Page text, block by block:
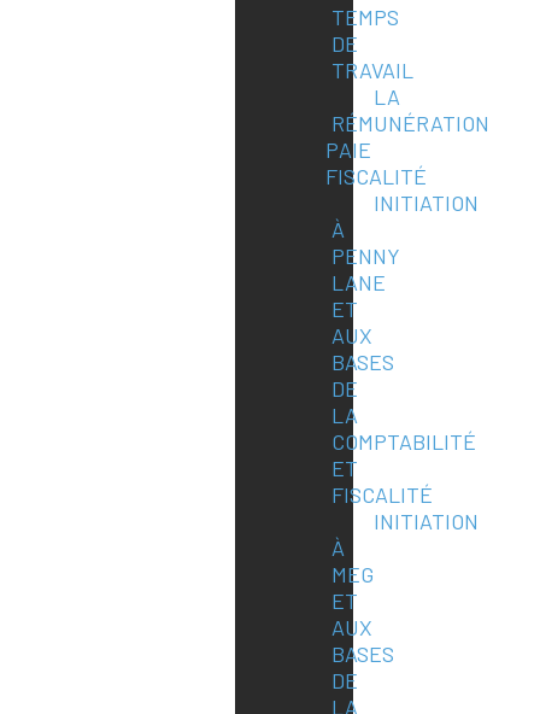
TEMPS
DE
TRAVAIL
LA
RÉMUNÉRATION
PAIE
FISCALITÉ
INITIATION
À
PENNY
LANE
ET
AUX
BASES
DE
LA
COMPTABILITÉ
ET
FISCALITÉ
INITIATION
À
MEG
ET
AUX
BASES
DE
LA